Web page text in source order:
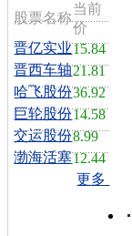
股票名称
当前
价
晋亿实业15.84
晋西车轴21.81
哈飞股份36.92
巨轮股份14.58
交运股份8.99
渤海活塞12.44
更多